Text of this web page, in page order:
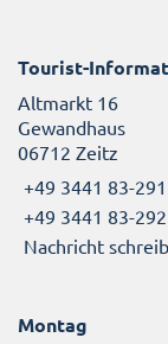
Tourist-
Altmarkt 16
Gewandhaus
06712 Zeitz
+49 3441 83-291
+49 3441 83-292
Nachricht
Montag